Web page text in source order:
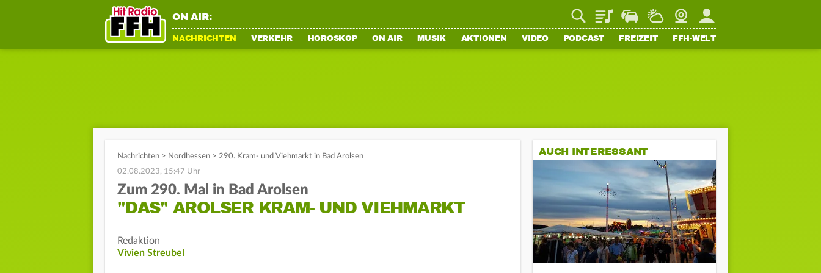
ON AIR: PlaylistStaupilotWetterWebcamMein FFH
NACHRICHTEN VERKEHR HOROSKOP ON AIR MUSIK AKTIONEN VIDEO PODCAST FREIZEIT FFH-WELT
Nachrichten > Nordhessen > 290. Kram- und Viehmarkt in Bad Arolsen
02.08.2023, 15:47 Uhr
Zum 290. Mal in Bad Arolsen
"DAS" AROLSER KRAM- UND VIEHMARKT
Redaktion
Vivien Streubel
AUCH INTERESSANT